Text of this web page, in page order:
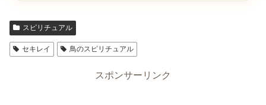
スピリチュアル
セキレイ 鳥のスピリチュアル
スポンサーリンク